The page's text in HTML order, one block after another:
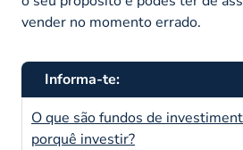
vender no momento errado.
Informa-te:
O que são fundos de
porquê investir?